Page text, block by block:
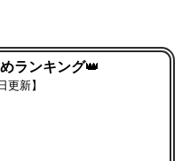
ランキング👑
更新】